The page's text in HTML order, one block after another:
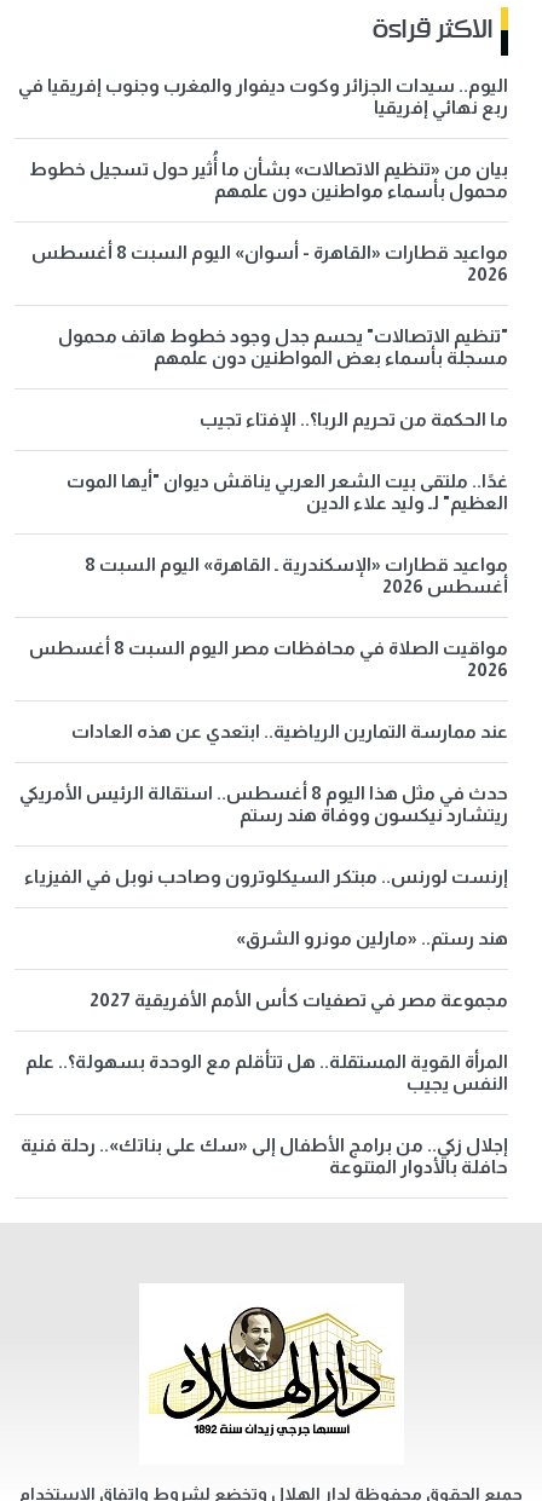
الاكثر قراءة
اليوم.. سيدات الجزائر وكوت ديفوار والمغرب وجنوب إفريقيا في
ربع نهائي إفريقيا
بيان من «تنظيم الاتصالات» بشأن ما أُثير حول تسجيل خطوط
محمول بأسماء مواطنين دون علمهم
مواعيد قطارات «القاهرة - أسوان» اليوم السبت 8 أغسطس
2026
"تنظيم الاتصالات" يحسم جدل وجود خطوط هاتف محمول
مسجلة بأسماء بعض المواطنين دون علمهم
ما الحكمة من تحريم الربا؟.. الإفتاء تجيب
غدًا.. ملتقى بيت الشعر العربي يناقش ديوان "أيها الموت
العظيم" لـ وليد علاء الدين
مواعيد قطارات «الإسكندرية ـ القاهرة» اليوم السبت 8
أغسطس 2026
مواقيت الصلاة في محافظات مصر اليوم السبت 8 أغسطس
2026
عند ممارسة التمارين الرياضية.. ابتعدي عن هذه العادات
حدث في مثل هذا اليوم 8 أغسطس.. استقالة الرئيس الأمريكي
ريتشارد نيكسون ووفاة هند رستم
إرنست لورنس.. مبتكر السيكلوترون وصاحب نوبل في الفيزياء
هند رستم.. «مارلين مونرو الشرق»
مجموعة مصر في تصفيات كأس الأمم الأفريقية 2027
المرأة القوية المستقلة.. هل تتأقلم مع الوحدة بسهولة؟.. علم
النفس يجيب
إجلال زكي.. من برامج الأطفال إلى «سك على بناتك».. رحلة فنية
حافلة بالأدوار المتنوعة
جميع الحقوق محفوظة لدار الهلال وتخضع لشروط وإتفاق الإستخدام